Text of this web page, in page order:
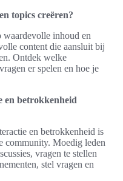
topics creëren?
inhoud en
content die aansluit bij
Ontdek welke
er spelen en hoe je
en betrokkenheid
en betrokkenheid is
community. Moedig leden
vragen te stellen
stel vragen en